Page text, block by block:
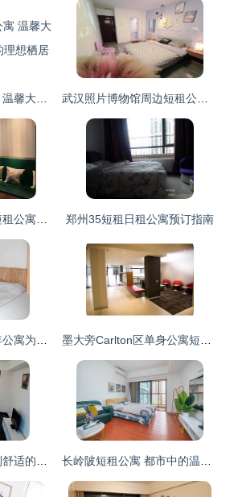
郑州35短租日租公寓预订指南